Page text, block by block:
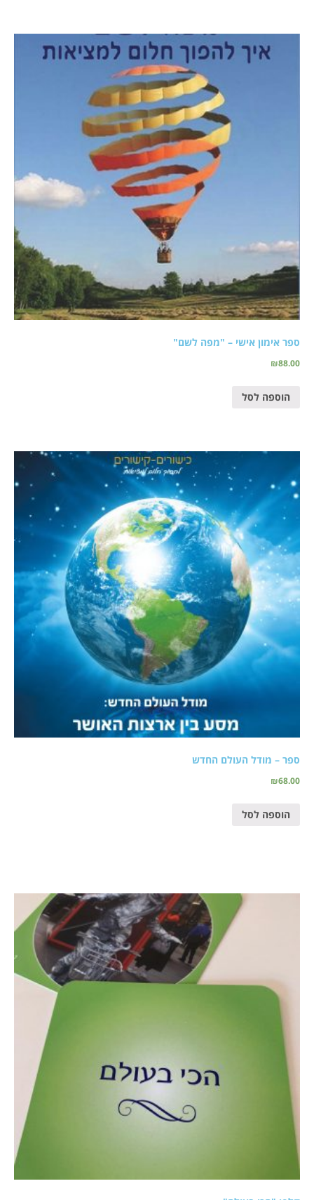
ספר אימון אישי – "מפה לשם"
₪88.00
הוספה לסל
ספר – מודל העולם החדש
₪68.00
הוספה לסל